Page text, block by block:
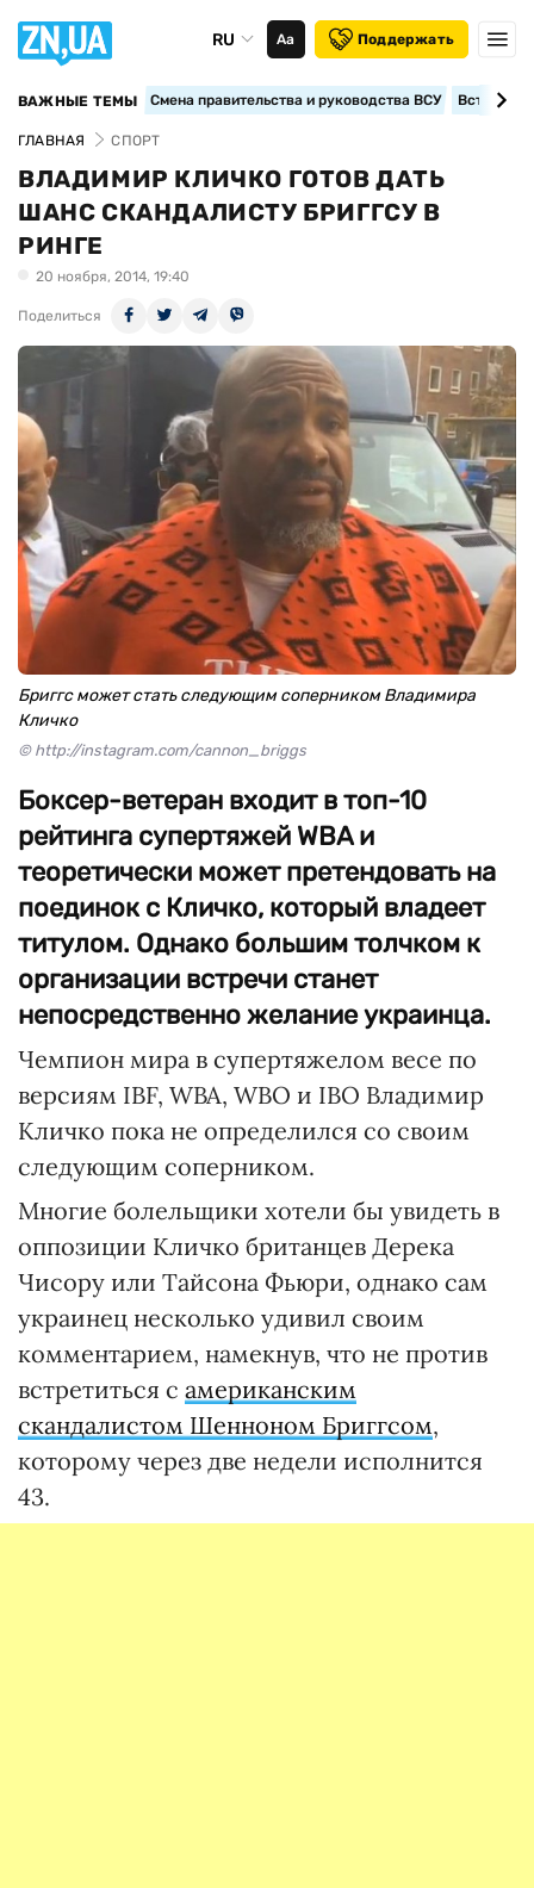
RU Аа Поддержать
ВАЖНЫЕ ТЕМЫ Смена правительства и руководства ВСУ
ГЛАВНАЯ СПОРТ
ВЛАДИМИР КЛИЧКО ГОТОВ ДАТЬ
ШАНС СКАНДАЛИСТУ БРИГГСУ В
РИНГЕ
20 ноября, 2014, 19:40
Поделиться
Бриггс может стать следующим соперником Владимира
Кличко
© http://instagram.com/cannon_briggs
Боксер-ветеран входит в топ-10
рейтинга супертяжей WBA и
теоретически может претендовать на
поединок с Кличко, который владеет
титулом. Однако большим толчком к
организации встречи станет
непосредственно желание украинца.
Чемпион мира в супертяжелом весе по
версиям IBF, WBA, WBО и IBO Владимир
Кличко пока не определился со своим
следующим соперником.
Многие болельщики хотели бы увидеть в
оппозиции Кличко британцев Дерека
Чисору или Тайсона Фьюри, однако сам
украинец несколько удивил своим
комментарием, намекнув, что не против
встретиться с американским
скандалистом Шенноном Бриггсом,
которому через две недели исполнится
43.